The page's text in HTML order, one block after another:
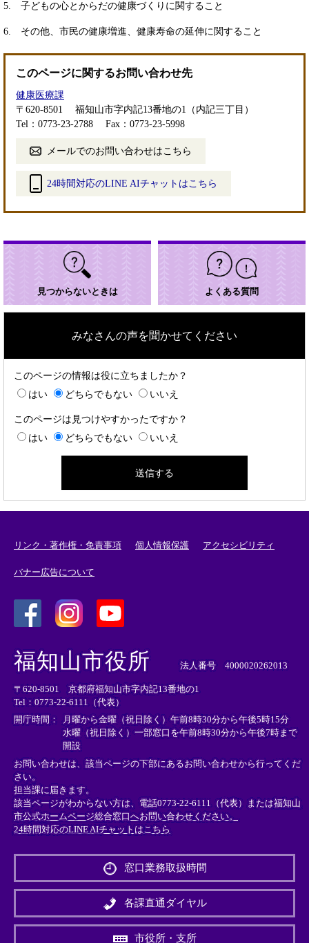
5. 子どもの心とからだの健康づくりに関すること
6. その他、市民の健康増進、健康寿命の延伸に関すること
このページに関するお問い合わせ先
健康医療課
〒620-8501
福知山市字内記13番地の1（内記三丁目）
Tel：0773-23-2788
Fax：0773-23-5998
メールでのお問い合わせはこちら
24時間対応のLINE AIチャットはこちら
リ
見つからないときは よくある質問
みなさんの声を聞かせてください
このページの情報は役に立ちましたか？
はい
どちらでもない いいえ
このページは見つけやすかったですか？
はい
どちらでもない いいえ
リンク・著作権・免責事項 個人情報保護 アクセシビリティ
バナー広告について
外
部
リ
ン
ク
＞
外
リ
ン
ク
＞
外
部
ン
ク
＞
福知山市役所 法人番号 4000020262013
〒620-8501 京都府福知山市字内記13番地の1
Tel：0773-22-6111（代表）
開庁時間：
月曜から金曜（祝日除く）午前8時30分から午後5時15分
水曜（祝日除く）一部窓口を午前8時30分から午後7時まで
開設
お問い合わせは、該当ページの下部にあるお問い合わせから行ってくだ
さい。
担当課に届きます。
該当ページがわからない方は、電話0773-22-6111（代表）または福知山
市公式ホームページ総合窓口へお問い合わせください。
24時間対応のLINE AIチャットはこちら
外
リ
ン
＞
窓口業務取扱時間
各課直通ダイヤル
市役所・支所